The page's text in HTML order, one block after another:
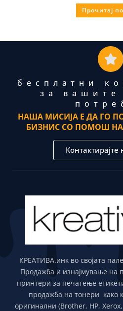
Прочитај
бесплатни
за вашите
НАША МИСИЈА Е ДА ГО
БИЗНИС СО ПОМОШ НА
Контактирајте
КРЕАТИВА.инк во својата
Продажба и изнајмување на
принтери за печатење
продажба на тонери како
оригинални (Brother, HP,